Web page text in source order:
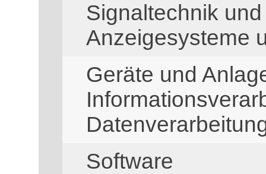
Signaltechnik
Anzeigesysteme
Geräte und
Software